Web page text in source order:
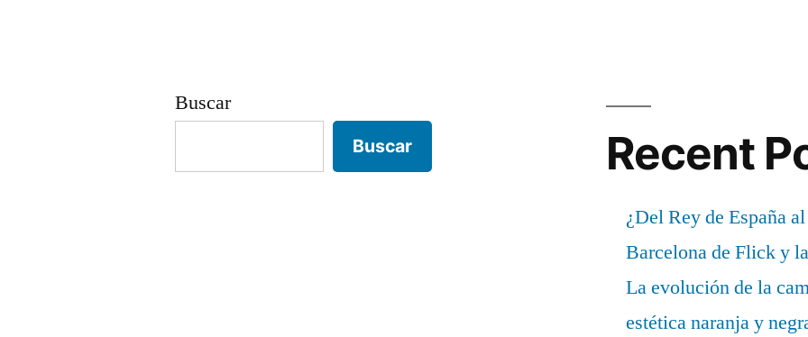
Buscar
Buscar Recent
¿Del Rey de España
Barcelona de Flick y
La evolución de la
estética naranja y